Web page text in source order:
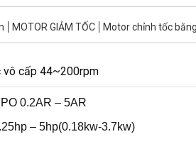
MOTOR GIẢM TỐC Motor chỉnh tốc
vô cấp 44~200rpm
0.2AR – 5AR
– 5hp(0.18kw-3.7kw)